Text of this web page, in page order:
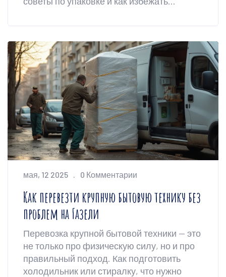
мая, 12 2025 0 Комментарии
Как перевезти крупную бытовую технику без
проблем на Газели
Перевозка крупной бытовой техники — это
не только про физическую силу, но и про
правильный подход. Как подготовить
холодильник или стиралку, что нужно